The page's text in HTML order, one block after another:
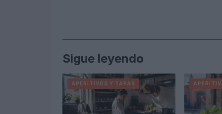
Sigue leyendo
APERITIVOS Y TAPAS